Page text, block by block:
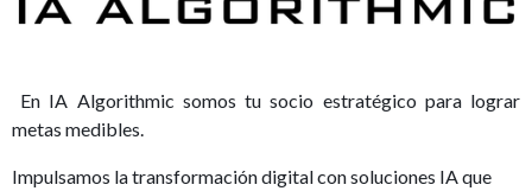
En IA Algorithmic somos tu socio estratégico para lograr
metas medibles.
Impulsamos la transformación digital con soluciones IA que